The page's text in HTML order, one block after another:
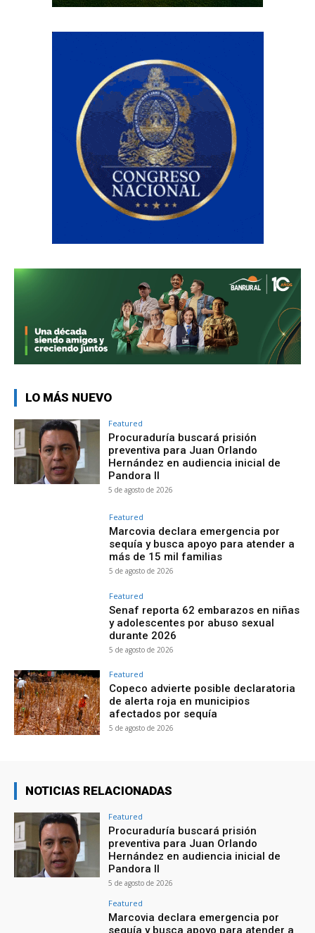
LO MÁS NUEVO
Featured
Procuraduría buscará prisión
preventiva para Juan Orlando
Hernández en audiencia inicial de
Pandora II
5 de agosto de 2026
Featured
Marcovia declara emergencia por
sequía y busca apoyo para atender a
más de 15 mil familias
5 de agosto de 2026
Featured
Senaf reporta 62 embarazos en niñas
y adolescentes por abuso sexual
durante 2026
5 de agosto de 2026
Featured
Copeco advierte posible declaratoria
de alerta roja en municipios
afectados por sequía
5 de agosto de 2026
NOTICIAS RELACIONADAS
Featured
Procuraduría buscará prisión
preventiva para Juan Orlando
Hernández en audiencia inicial de
Pandora II
5 de agosto de 2026
Featured
Marcovia declara emergencia por
sequía y busca apoyo para atender a